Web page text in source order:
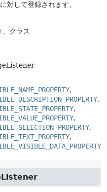
対して登録されます。
、クラス